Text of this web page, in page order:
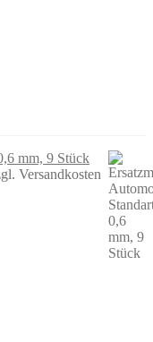
mm, 9 Stück
Versandkosten